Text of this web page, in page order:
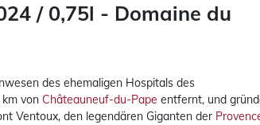
/ 0,75l - Domaine du
des ehemaligen Hospitals des
von Châteauneuf-du-Pape entfernt, und
Ventoux, den legendären Giganten der